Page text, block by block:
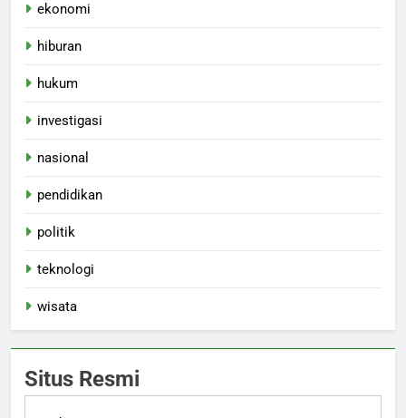
ekonomi
hiburan
hukum
investigasi
nasional
pendidikan
politik
teknologi
wisata
Situs Resmi